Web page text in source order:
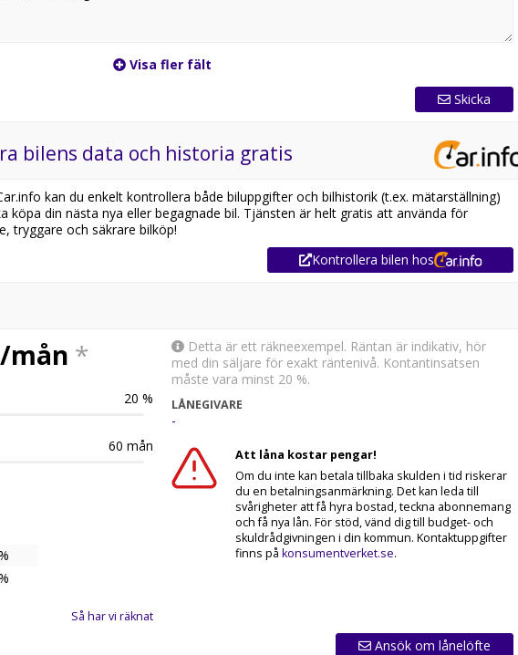
Visa fler fält
Skicka
bilens data och historia gratis
kan du enkelt kontrollera både biluppgifter och bilhistorik (t.ex. mätarställning)
köpa din nästa nya eller begagnade bil. Tjänsten är helt gratis att använda för
tryggare och säkrare bilköp!
Kontrollera bilen hos
mån *
20 %
60 mån
Så har vi räknat
Detta är ett räkneexempel. Räntan är indikativ, hör
med din säljare för exakt räntenivå. Kontantinsatsen
måste vara minst 20 %.
LÅNEGIVARE
-
Att låna kostar pengar!
Om du inte kan betala tillbaka skulden i tid riskerar
du en betalningsanmärkning. Det kan leda till
svårigheter att få hyra bostad, teckna abonnemang
och få nya lån. För stöd, vänd dig till budget- och
skuldrådgivningen i din kommun. Kontaktuppgifter
finns på konsumentverket.se.
Ansök om lånelöfte